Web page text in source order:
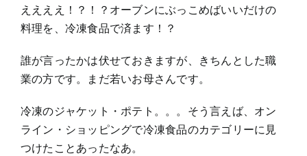
ええええ！？！？オーブンにぶっこめばいいだけの
料理を、冷凍食品で済ます！？
誰が言ったかは伏せておきますが、きちんとした職
業の方です。まだ若いお母さんです。
冷凍のジャケット・ポテト。。。そう言えば、オン
ライン・ショッピングで冷凍食品のカテゴリーに見
つけたことあったなあ。